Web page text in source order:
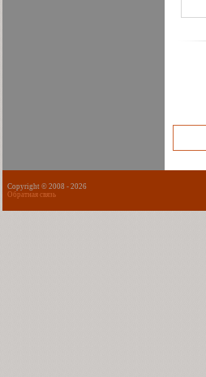
Copyright © 2008 - 2026
Обратная связь